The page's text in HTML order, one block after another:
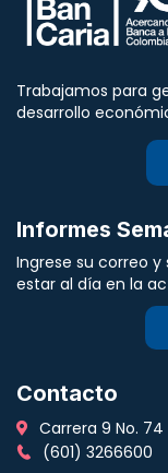
Trabajamos para
desarrollo
Informes
Ingrese su correo
estar al día en la
Contacto
Carrera 9 No.
(601) 3266600